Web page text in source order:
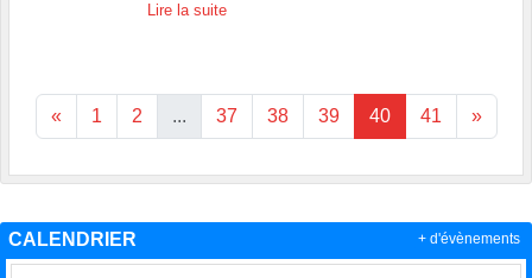
Lire la suite
« 1 2 ... 37 38 39 40 41 »
CALENDRIER + d'évènements